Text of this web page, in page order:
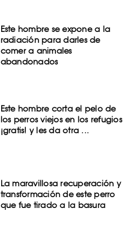
Este hombre se expone a la
radiación para darles de
comer a animales
abandonados
Este hombre corta el pelo de
los perros viejos en los refugios
¡gratis! y les da otra ...
La maravillosa recuperación y
transformación de este perro
que fue tirado a la basura